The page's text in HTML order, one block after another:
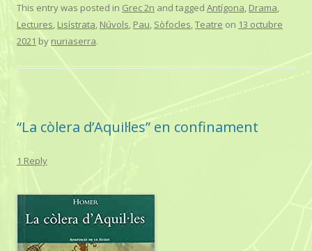
This entry was posted in Grec 2n and tagged Antígona, Drama,
Lectures, Lisístrata, Núvols, Pau, Sòfocles,Teatre on 13 octubre
2021 by nuriaserra.
“La còlera d’Aquil·les” en confinament
1 Reply